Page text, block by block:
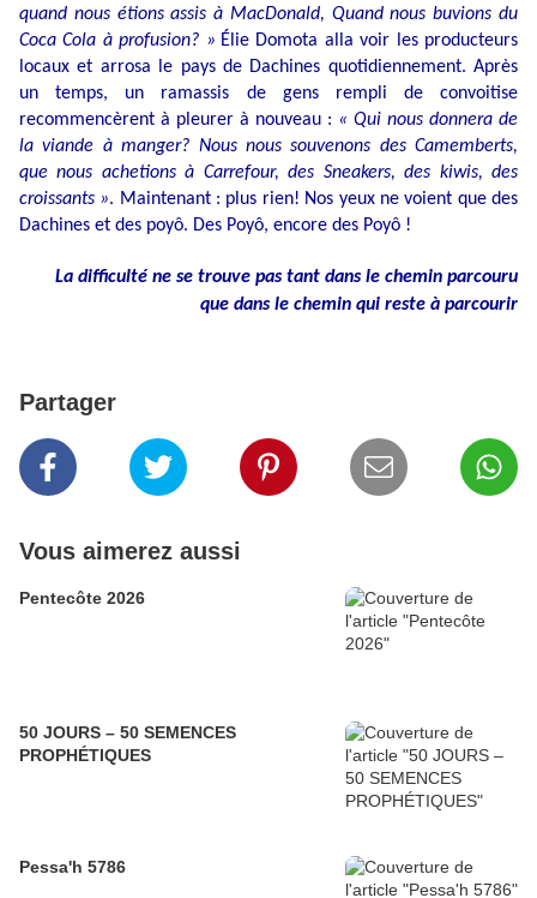
quand nous étions assis à MacDonald, Quand nous buvions du
Coca Cola à profusion? » Élie Domota alla voir les producteurs
locaux et arrosa le pays de Dachines quotidiennement. Après
un temps, un ramassis de gens rempli de convoitise
recommencèrent à pleurer à nouveau : « Qui nous donnera de
la viande à manger? Nous nous souvenons des Camemberts,
que nous achetions à Carrefour, des Sneakers, des kiwis, des
croissants ». Maintenant : plus rien! Nos yeux ne voient que des
Dachines et des poyô. Des Poyô, encore des Poyô !
La difficulté ne se trouve pas tant dans le chemin parcouru
que dans le chemin qui reste à parcourir
Partager
Vous aimerez aussi
Pentecôte 2026
50 JOURS – 50 SEMENCES
PROPHÉTIQUES
Pessa'h 5786